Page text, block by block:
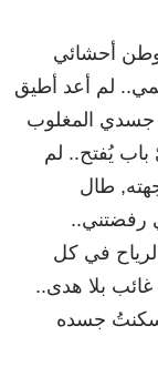
أحشائي
لم أعد أطيق
جسدي المغلوب
يُفتح.. لم
طال
رفضتني..
في كل
بلا هدى..
جسده